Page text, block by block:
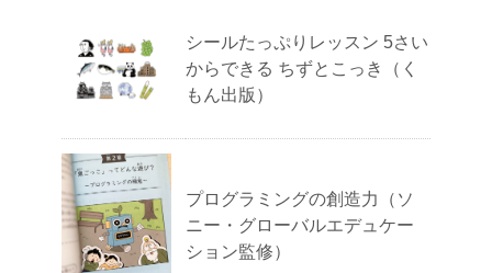
シールたっぷりレッスン 5さい
からできる ちずとこっき（く
もん出版）
プログラミングの創造力（ソ
ニー・グローバルエデュケー
ション監修）